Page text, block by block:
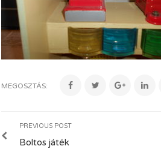
MEGOSZTÁS:
PREVIOUS POST
Boltos játék